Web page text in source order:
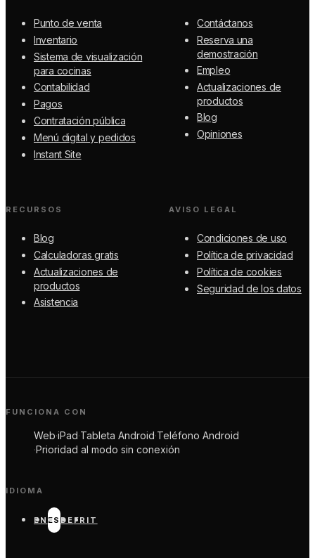
Punto de venta
Inventario
Sistema de visualización
para cocinas
Contabilidad
Pagos
Contratación pública
Menú digital y pedidos
Instant Site
Contáctanos
Reserva una
demostración
Empleo
Actualizaciones de
productos
Blog
Opiniones
RECURSOS
Blog
Calculadoras gratis
Actualizaciones de
productos
Asistencia
AVISO LEGAL
Condiciones de uso
Política de privacidad
Política de cookies
Seguridad de los datos
FUNCIONA CON
Web·iPad·Tableta Android·Teléfono Android
·Prioridad al modo sin conexión
IDIOMA
EN ES DE FR IT